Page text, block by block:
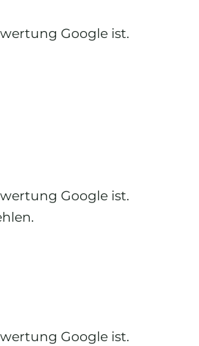
Google ist.
Google ist.
Google ist.